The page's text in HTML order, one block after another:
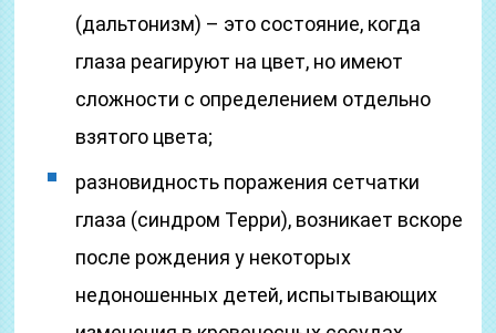
(дальтонизм) – это состояние, когда
глаза реагируют на цвет, но имеют
сложности с определением отдельно
взятого цвета;
разновидность поражения сетчатки
глаза (синдром Терри), возникает вскоре
после рождения у некоторых
недоношенных детей, испытывающих